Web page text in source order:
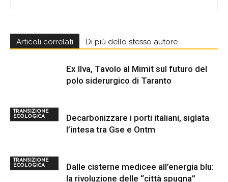
Articoli correlati Di più dello stesso autore
TRANSIZIONE
ECOLOGICA
Ex Ilva, Tavolo al Mimit sul futuro del
polo siderurgico di Taranto
TRANSIZIONE
ECOLOGICA
Decarbonizzare i porti italiani, siglata
l’intesa tra Gse e Ontm
Dalle cisterne medicee all’energia blu:
la rivoluzione delle “città spugna”